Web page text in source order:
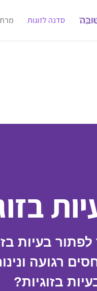
ב' סדנה לזוגות
בעיות
רגועה
בזוגיות?